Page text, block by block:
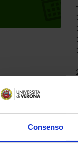
Consenso